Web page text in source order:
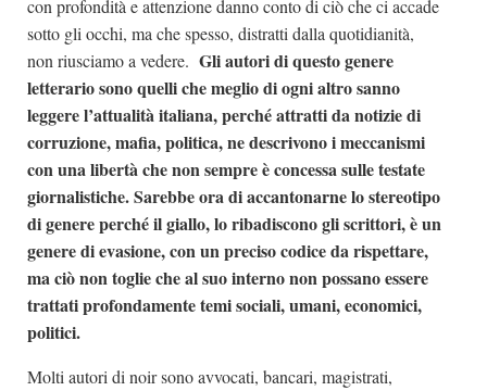
Premio Chiara
Tabù Festival 2014
A Tutto Volume
Salone di Torino
Marketing
con profondità e attenzione danno conto di ciò che ci accade
sotto gli occhi, ma che spesso, distratti dalla quotidianità,
non riusciamo a vedere. Gli autori di questo genere
letterario sono quelli che meglio di ogni altro sanno
leggere l’attualità italiana, perché attratti da notizie di
corruzione, mafia, politica, ne descrivono i meccanismi
con una libertà che non sempre è concessa sulle testate
giornalistiche. Sarebbe ora di accantonarne lo stereotipo
di genere perché il giallo, lo ribadiscono gli scrittori, è un
genere di evasione, con un preciso codice da rispettare,
ma ciò non toglie che al suo interno non possano essere
trattati profondamente temi sociali, umani, economici,
politici.
Molti autori di noir sono avvocati, bancari, magistrati,